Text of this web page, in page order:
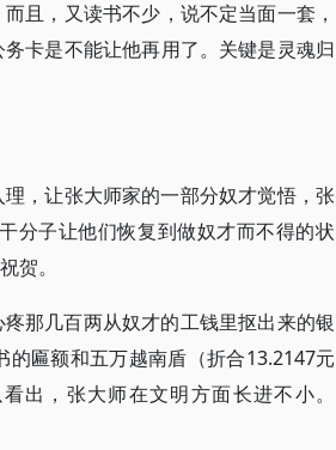
且，又读书不少，说不定当面一套，
卡是不能让他再用了。关键是灵魂归
，让张大师家的一部分奴才觉悟，张
分子让他们恢复到做奴才而不得的状
贺。
那几百两从奴才的工钱里抠出来的银
匾额和五万越南盾（折合13.2147元
出，张大师在文明方面长进不小。